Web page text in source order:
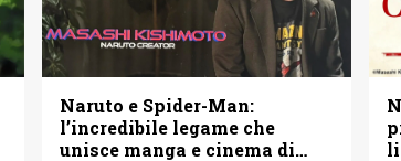
Naruto e Spider-Man:
l’incredibile legame che
unisce manga e cinema di